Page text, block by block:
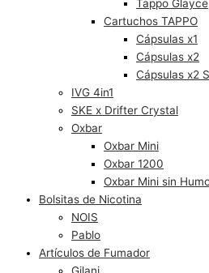
Tappo Glayce
Cartuchos TAPPO
Cápsulas x1
Cápsulas x2
Cápsulas x2
IVG 4in1
SKE x Drifter Crystal
Oxbar
Oxbar Mini
Oxbar 1200
Oxbar Mini sin
Bolsitas de Nicotina
NOIS
Pablo
Artículos de Fumador
Gilani